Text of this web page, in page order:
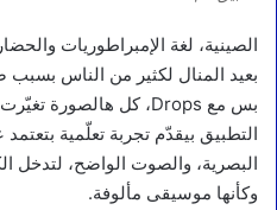
الصينية، لغة الإمبراطوريات
بعيد المنال لكثير من الناس بسبب
بس مع Drops، كل هالصورة تغيّرت!
التطبيق بيقدّم تجربة تعلّمية بتعتمد
البصرية، والصوت الواضح، لتدخل
وكأنها موسيقى مألوفة.